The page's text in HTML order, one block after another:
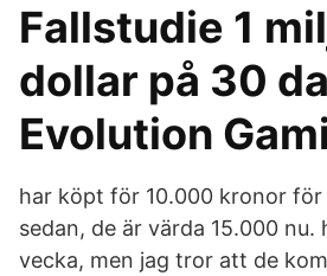
Fallstudie 1
dollar på 30
Evolution
har köpt för 10.000 kronor
sedan, de är värda 15.000 nu.
vecka, men jag tror att de